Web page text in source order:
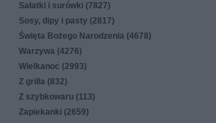
Sałatki i surówki (7827)
Sosy, dipy i pasty (2817)
Święta Bożego Narodzenia (4678)
Warzywa (4276)
Wielkanoc (2993)
Z grilla (832)
Z szybkowaru (113)
Zapiekanki (2659)